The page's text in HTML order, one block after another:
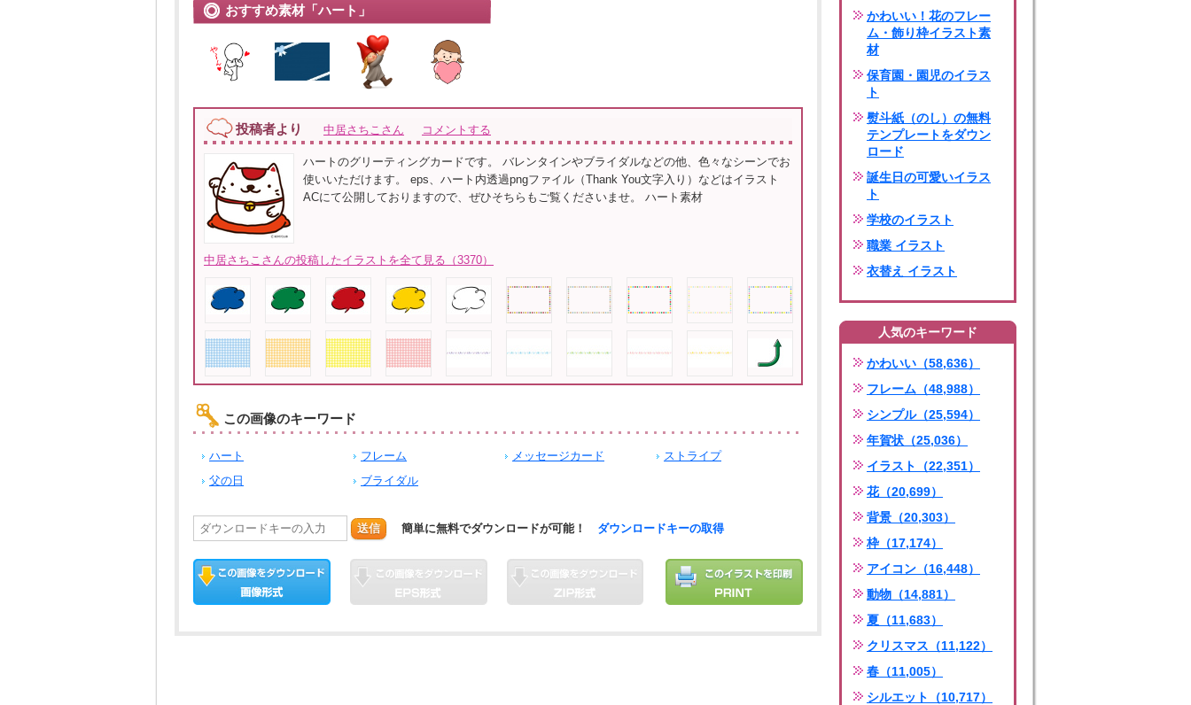
おすすめ素材「ハート」
投稿者より 中居さちこさん コメントする
ハートのグリーティングカードです。 バレンタインやブライダルなどの他、色々なシーンでお
使いいただけます。 eps、ハート内透過pngファイル（Thank You文字入り）などはイラスト
ACにて公開しておりますので、ぜひそちらもご覧くださいませ。 ハート素材
中居さちこさんの投稿したイラストを全て見る（3370）
この画像のキーワード
ハート フレーム メッセージカード
ストライプ
父の日
ブライダル
送信 簡単に無料でダウンロードが可能！ ダウンロードキーの取得
かわいい！花のフレー
ム・飾り枠イラスト素
材
保育園・園児のイラス
ト
熨斗紙（のし）の無料
テンプレートをダウン
ロード
誕生日の可愛いイラス
ト
学校のイラスト
職業 イラスト
衣替え イラスト
人気のキーワード
かわいい（58,636）
フレーム（48,988）
シンプル（25,594）
年賀状（25,036）
イラスト（22,351）
花（20,699）
背景（20,303）
枠（17,174）
アイコン（16,448）
動物（14,881）
夏（11,683）
クリスマス（11,122）
春（11,005）
シルエット（10,717）